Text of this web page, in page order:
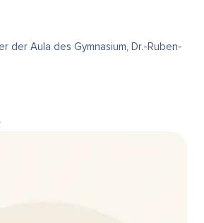
der Aula des Gymnasium, Dr.-Ruben-